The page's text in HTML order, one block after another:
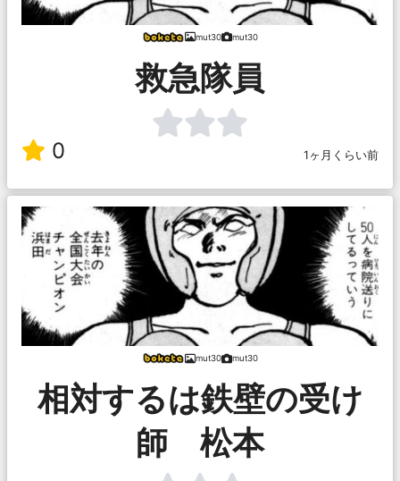
mut30 mut30
救急隊員
0 1ヶ月くらい前
mut30 mut30
相対するは鉄壁の受け
師 松本